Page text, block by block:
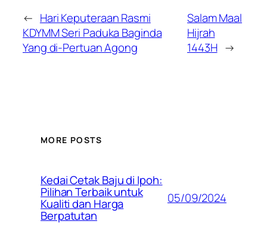
← Hari Keputeraan Rasmi
KDYMM Seri Paduka Baginda
Yang di-Pertuan Agong
Salam Maal
Hijrah
1443H →
MORE POSTS
Kedai Cetak Baju di Ipoh:
Pilihan Terbaik untuk
Kualiti dan Harga
Berpatutan
05/09/2024